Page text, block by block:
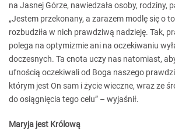
na Jasnej Górze, nawiedzała osoby, rodziny,
„Jestem przekonany, a zarazem modlę się o
rozbudziła w nich prawdziwą nadzieję. Tak,
polega na optymizmie ani na oczekiwaniu
doczesnych. Ta cnota uczy nas natomiast,
ufnością oczekiwali od Boga naszego
którym jest On sam i życie wieczne, wraz ze
do osiągnięcia tego celu” – wyjaśnił.
Maryja jest Królową